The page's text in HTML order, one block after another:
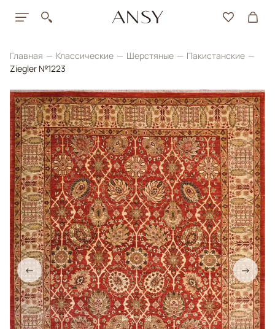
Главная Классические Шерстяные
Пакистанские
Ziegler №1223
← →